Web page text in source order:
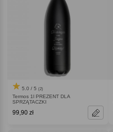
5.0 / 5 (2)
Termos 1l PREZENT DLA
SPRZĄTACZKI
99,90 zł